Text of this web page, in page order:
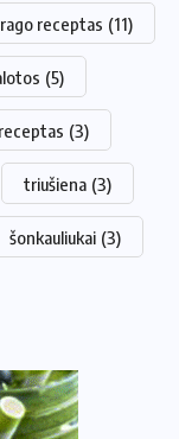
receptas (11)
(5)
(3)
triušiena (3)
šonkauliukai (3)